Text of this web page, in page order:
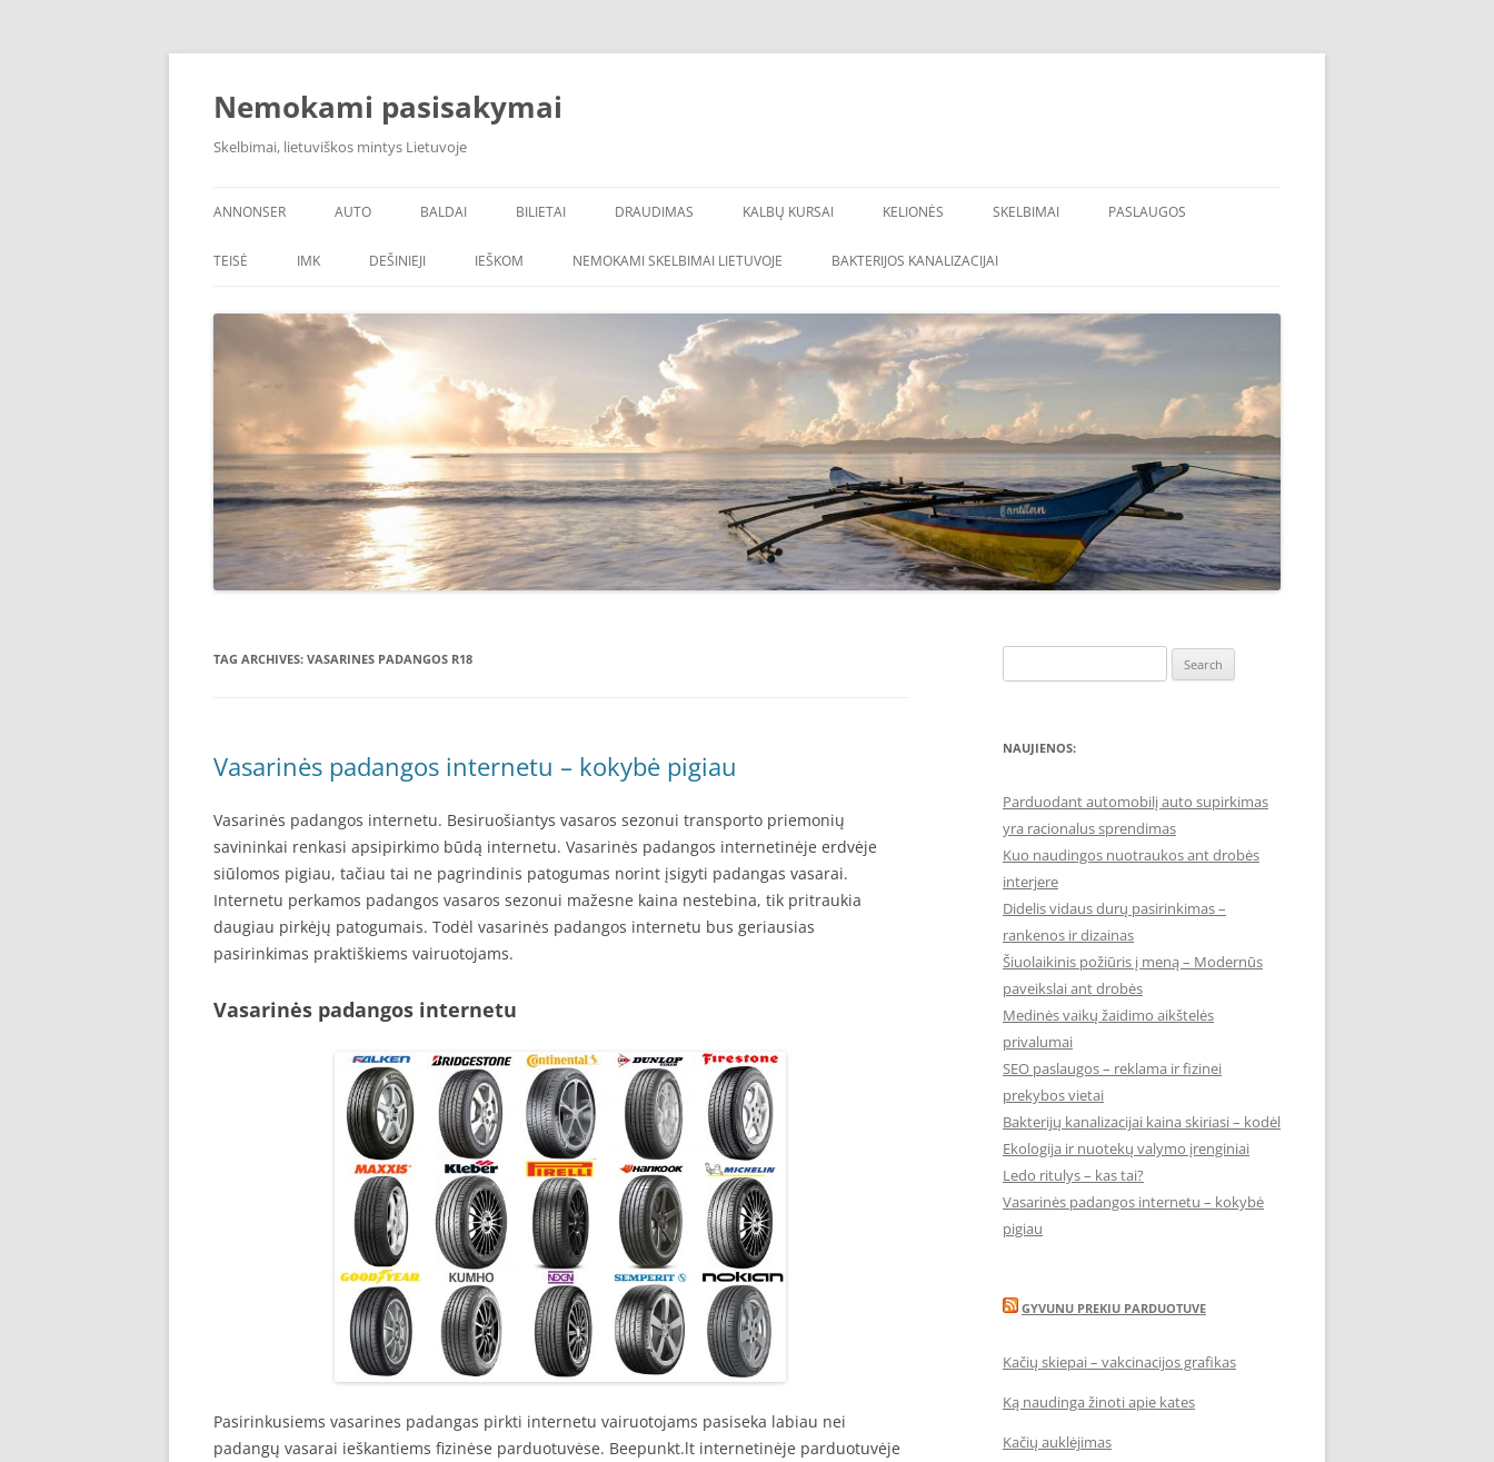
Skip
Nemokami pasisakymai
Skelbimai, lietuviškos mintys Lietuvoje
ANNONSER AUTO BALDAI BILIETAI DRAUDIMAS KALBŲ KURSAI KELIONĖS SKELBIMAI PASLAUGOS
TEISĖ IMK DEŠINIEJI IEŠKOM NEMOKAMI SKELBIMAI LIETUVOJE BAKTERIJOS KANALIZACIJAI
TAG ARCHIVES: VASARINES PADANGOS R18
Vasarinės padangos internetu – kokybė pigiau
Vasarinės padangos internetu. Besiruošiantys vasaros sezonui transporto priemonių
savininkai renkasi apsipirkimo būdą internetu. Vasarinės padangos internetinėje erdvėje
siūlomos pigiau, tačiau tai ne pagrindinis patogumas norint įsigyti padangas vasarai.
Internetu perkamos padangos vasaros sezonui mažesne kaina nestebina, tik pritraukia
daugiau pirkėjų patogumais. Todėl vasarinės padangos internetu bus geriausias
pasirinkimas praktiškiems vairuotojams.
Vasarinės padangos internetu
Pasirinkusiems vasarines padangas pirkti internetu vairuotojams pasiseka labiau nei
padangų vasarai ieškantiems fizinėse parduotuvėse. Beepunkt.lt internetinėje parduotuvėje
for:
NAUJIENOS:
Parduodant automobilį auto supirkimas
yra racionalus sprendimas
Kuo naudingos nuotraukos ant drobės
interjere
Didelis vidaus durų pasirinkimas –
rankenos ir dizainas
Šiuolaikinis požiūris į meną – Modernūs
paveikslai ant drobės
Medinės vaikų žaidimo aikštelės
privalumai
SEO paslaugos – reklama ir fizinei
prekybos vietai
Bakterijų kanalizacijai kaina skiriasi – kodėl
Ekologija ir nuotekų valymo įrenginiai
Ledo ritulys – kas tai?
Vasarinės padangos internetu – kokybė
pigiau
GYVUNU PREKIU PARDUOTUVE
Kačių skiepai – vakcinacijos grafikas
Ką naudinga žinoti apie kates
Kačių auklėjimas